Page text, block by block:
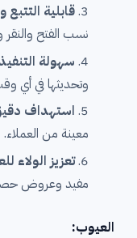
قابلية التتبع
نسب الفتح والنقر
سهولة
وتحديثها في أي
استهداف
معينة من العملاء.
تعزيز الولاء
مفيد وعروض
العيوب: